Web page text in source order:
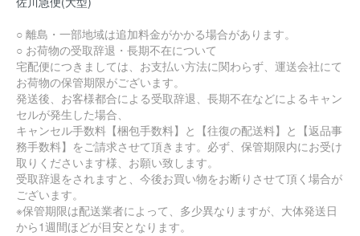
○ 離島・一部地域は追加料金がかかる場合があります。
○ お荷物の受取辞退・長期不在について
宅配便につきましては、お支払い方法に関わらず、運送会社にて
お荷物の保管期限がございます。
発送後、お客様都合による受取辞退、長期不在などによるキャン
セルが発生した場合、
キャンセル手数料【梱包手数料】と【往復の配送料】と【返品事
務手数料】をご請求させて頂きます。必ず、保管期限内にお受け
取りくださいます様、お願い致します。
受取辞退をされますと、今後お買い物をお断りさせて頂く場合が
ございます。
※保管期限は配送業者によって、多少異なりますが、大体発送日
から1週間ほどが目安となります。